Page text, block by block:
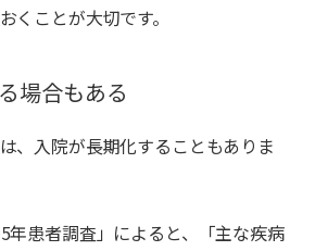
くことが大切です。
場合もある
、入院が長期化することもありま
年患者調査」によると、「主な疾病